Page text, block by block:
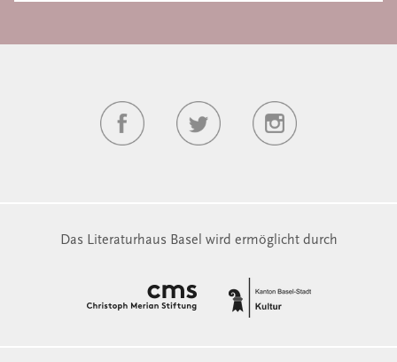
Das Literaturhaus Basel wird ermöglicht durch